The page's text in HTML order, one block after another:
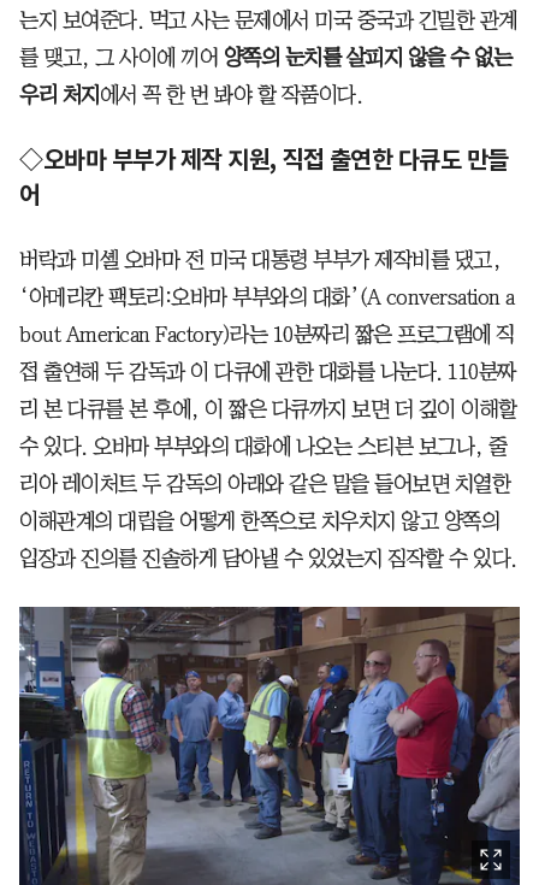
는지 보여준다. 먹고 사는 문제에서 미국 중국과 긴밀한 관계
를 맺고, 그 사이에 끼어 양쪽의 눈치를 살피지 않을 수 없는
우리 처지 에서 꼭 한 번 봐야 할 작품이다.
◇오바마 부부가 제작 지원, 직접 출연한 다큐도 만들
어
버락과 미셸 오바마 전 미국 대통령 부부가 제작비를 댔고,
‘아메리칸 팩토리:오바마 부부와의 대화’(A conversation a
bout American Factory)라는 10분짜리 짧은 프로그램에 직
접 출연해 두 감독과 이 다큐에 관한 대화를 나눈다. 110분짜
리 본 다큐를 본 후에, 이 짧은 다큐까지 보면 더 깊이 이해할
수 있다. 오바마 부부와의 대화에 나오는 스티븐 보그나, 줄
리아 레이처트 두 감독의 아래와 같은 말을 들어보면 치열한
이해관계의 대립을 어떻게 한쪽으로 치우치지 않고 양쪽의
입장과 진의를 진솔하게 담아낼 수 있었는지 짐작할 수 있다.